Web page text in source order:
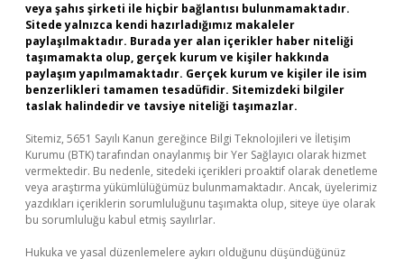
veya şahıs şirketi ile hiçbir bağlantısı bulunmamaktadır.
Sitede yalnızca kendi hazırladığımız makaleler
paylaşılmaktadır. Burada yer alan içerikler haber niteliği
taşımamakta olup, gerçek kurum ve kişiler hakkında
paylaşım yapılmamaktadır. Gerçek kurum ve kişiler ile isim
benzerlikleri tamamen tesadüfidir. Sitemizdeki bilgiler
taslak halindedir ve tavsiye niteliği taşımazlar.
Sitemiz, 5651 Sayılı Kanun gereğince Bilgi Teknolojileri ve İletişim
Kurumu (BTK) tarafından onaylanmış bir Yer Sağlayıcı olarak hizmet
vermektedir. Bu nedenle, sitedeki içerikleri proaktif olarak denetleme
veya araştırma yükümlülüğümüz bulunmamaktadır. Ancak, üyelerimiz
yazdıkları içeriklerin sorumluluğunu taşımakta olup, siteye üye olarak
bu sorumluluğu kabul etmiş sayılırlar.
Hukuka ve yasal düzenlemelere aykırı olduğunu düşündüğünüz